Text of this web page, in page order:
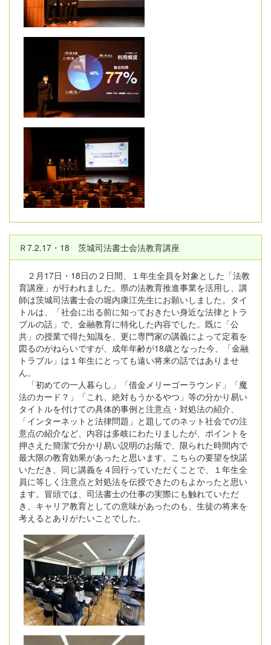
Ｒ7.2.17・18 茨城司法書士会法教育講座
２月17日・18日の２日間、１年生全員を対象とした「法教
育講座」が行われました。県の法教育推進事業を活用し、講
師は茨城司法書士会の堀内康江先生にお願いしました。タイ
トルは、「社会に出る前に知っておきたい身近な法律とトラ
ブルの話」で、金融教育に特化した内容でした。既に「公
共」の授業で得た知識を、更に専門家の講義によって定着を
図るのがねらいですが、成年年齢が18歳となった今、「金融
トラブル」は１年生にとっても遠い将来の話ではありませ
ん。
「初めての一人暮らし」「借金メリーゴーラウンド」「魔
法のカード？」「これ、絶対もうかるやつ」等の分かり易い
タイトルを付けての具体的事例と注意点・対処法の紹介、
「インターネットと法律問題」と題してのネット社会での注
意点の紹介など、内容は多岐にわたりましたが、ポイントを
押さえた簡潔で分かり易い説明のお蔭で、限られた時間内で
最大限の教育効果があったと思います。こちらの要望を快諾
いただき、同じ講義を４回行っていただくことで、１年生全
員に等しく注意点と対処法を伝授できたのもよかったと思い
ます。冒頭では、司法書士の仕事の実際にも触れていただ
き、キャリア教育としての意味があったのも、生徒の将来を
考えるとありがたいことでした。